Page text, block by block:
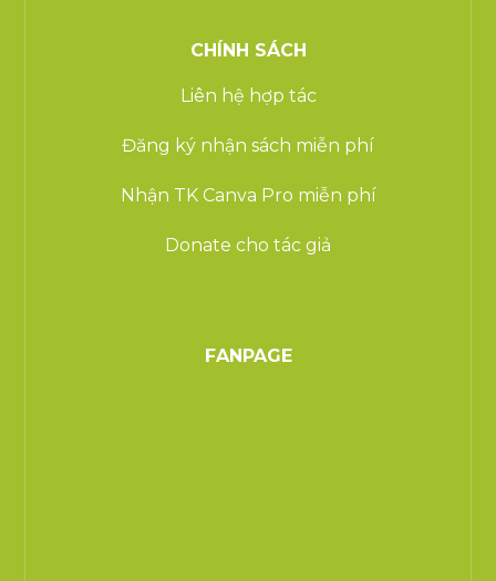
CHÍNH SÁCH
Liên hệ hợp tác
Đăng ký nhận sách miễn phí
Nhận TK Canva Pro miễn phí
Donate cho tác giả
FANPAGE